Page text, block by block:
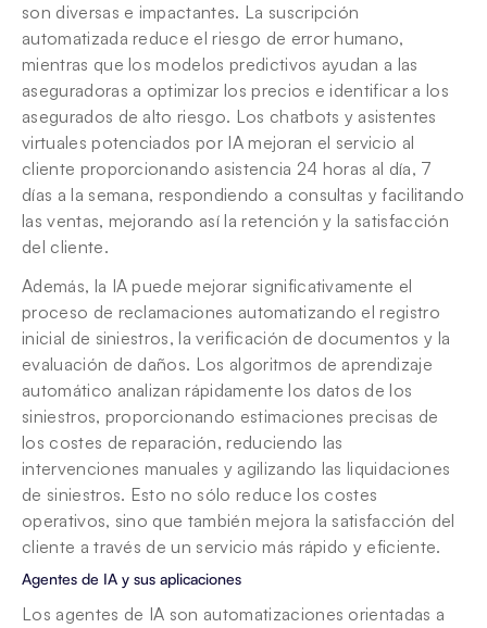
son diversas e impactantes. La suscripción
automatizada reduce el riesgo de error humano,
mientras que los modelos predictivos ayudan a las
aseguradoras a optimizar los precios e identificar a los
asegurados de alto riesgo. Los chatbots y asistentes
virtuales potenciados por IA mejoran el servicio al
cliente proporcionando asistencia 24 horas al día, 7
días a la semana, respondiendo a consultas y facilitando
las ventas, mejorando así la retención y la satisfacción
del cliente.
Además, la IA puede mejorar significativamente el
proceso de reclamaciones automatizando el registro
inicial de siniestros, la verificación de documentos y la
evaluación de daños. Los algoritmos de aprendizaje
automático analizan rápidamente los datos de los
siniestros, proporcionando estimaciones precisas de
los costes de reparación, reduciendo las
intervenciones manuales y agilizando las liquidaciones
de siniestros. Esto no sólo reduce los costes
operativos, sino que también mejora la satisfacción del
cliente a través de un servicio más rápido y eficiente.
Agentes de IA y sus aplicaciones
Los agentes de IA son automatizaciones orientadas a